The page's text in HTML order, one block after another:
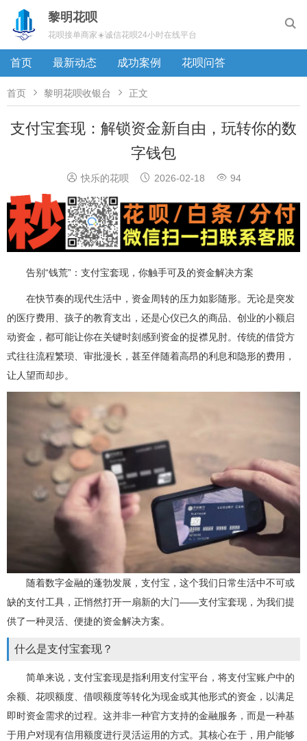

黎明花呗
花呗接单商家☀️诚信花呗24小时在线平台
首页 最新动态 成功案例 花呗问答
首页  黎明花呗收银台  正文
支付宝套现：解锁资金新自由，玩转你的数
字钱包
 快乐的花呗  2026-02-18  94
告别“钱荒”：支付宝套现，你触手可及的资金解决方案
在快节奏的现代生活中，资金周转的压力如影随形。无论是突发
的医疗费用、孩子的教育支出，还是心仪已久的商品、创业的小额启
动资金，都可能让你在关键时刻感到资金的捉襟见肘。传统的借贷方
式往往流程繁琐、审批漫长，甚至伴随着高昂的利息和隐形的费用，
让人望而却步。
随着数字金融的蓬勃发展，支付宝，这个我们日常生活中不可或
缺的支付工具，正悄然打开一扇新的大门——支付宝套现，为我们提
供了一种灵活、便捷的资金解决方案。
什么是支付宝套现？
简单来说，支付宝套现是指利用支付宝平台，将支付宝账户中的
余额、花呗额度、借呗额度等转化为现金或其他形式的资金，以满足
即时资金需求的过程。这并非一种官方支持的金融服务，而是一种基
于用户对现有信用额度进行灵活运用的方式。其核心在于，用户能够